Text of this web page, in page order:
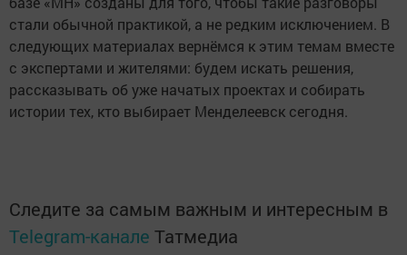
стали обычной практикой, а не редким исключением. В
следующих материалах вернёмся к этим темам вместе
с экспертами и жителями: будем искать решения,
рассказывать об уже начатых проектах и собирать
истории тех, кто выбирает Менделеевск сегодня.
Следите за самым важным и интересным в
Telegram-канале Татмедиа